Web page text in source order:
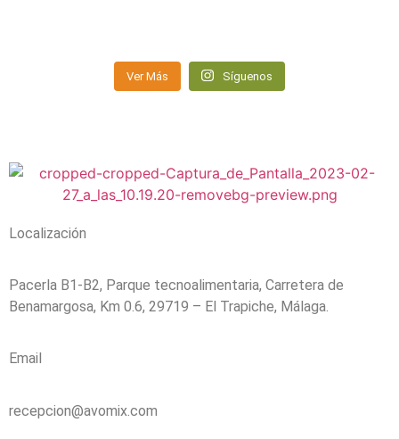
Ver Más Síguenos
Localización
Pacerla B1-B2, Parque tecnoalimentaria, Carretera de
Benamargosa, Km 0.6, 29719 – El Trapiche, Málaga.
Email
recepcion@avomix.com